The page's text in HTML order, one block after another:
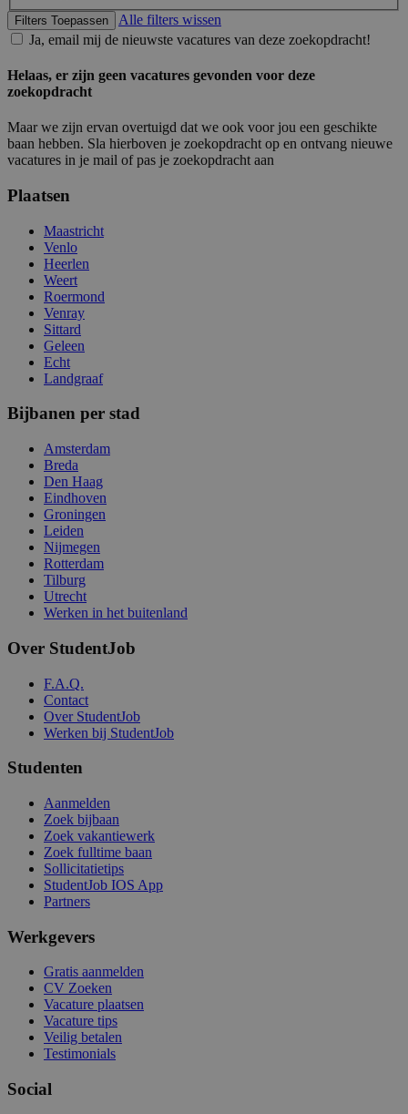
Filters Toepassen
Alle filters wissen
Ja, email mij de nieuwste vacatures van deze zoekopdracht!
Helaas, er zijn geen vacatures gevonden voor deze
zoekopdracht
Maar we zijn ervan overtuigd dat we ook voor jou een geschikte
baan hebben. Sla hierboven je zoekopdracht op en ontvang nieuwe
vacatures in je mail of pas je zoekopdracht aan
Plaatsen
Maastricht
Venlo
Heerlen
Weert
Roermond
Venray
Sittard
Geleen
Echt
Landgraaf
Bijbanen per stad
Amsterdam
Breda
Den Haag
Eindhoven
Groningen
Leiden
Nijmegen
Rotterdam
Tilburg
Utrecht
Werken in het buitenland
Over StudentJob
F.A.Q.
Contact
Over StudentJob
Werken bij StudentJob
Studenten
Aanmelden
Zoek bijbaan
Zoek vakantiewerk
Zoek fulltime baan
Sollicitatietips
StudentJob IOS App
Partners
Werkgevers
Gratis aanmelden
CV Zoeken
Vacature plaatsen
Vacature tips
Veilig betalen
Testimonials
Social